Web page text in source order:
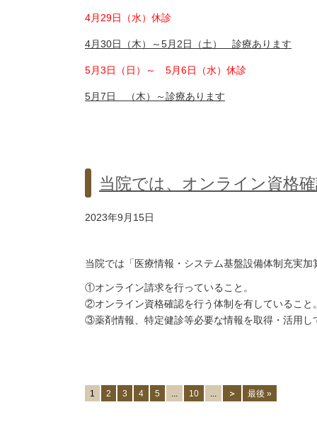
4月29日（水）休診
4月30日（木）～5月2日（土） 診療あります
5月3日（日）～ 5月6日（水）休診
5月7日 （木）～診療あります
当院では、オンライン資格
2023年9月15日
当院では「医療情報・システム基盤設備体制充実
①オンライン請求を行っていること。
②オンライン資格確認を行う体制を有していること
③薬剤情報、特定健診等必要な情報を取得・活用し
1 2 3 4 5 ... 10 ... ＞ 最後 »